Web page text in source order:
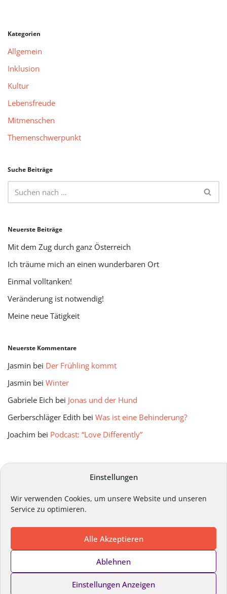
Einstellungen
Wir verwenden Cookies, um unsere Website und unseren
Service zu optimieren.
Alle Akzeptieren
Ablehnen
Einstellungen Anzeigen
Kategorien
Allgemein
Inklusion
Kultur
Lebensfreude
Mitmenschen
Themenschwerpunkt
Suche Beiträge
Neuerste Beiträge
Mit dem Zug durch ganz Österreich
Ich träume mich an einen wunderbaren Ort
Einmal volltanken!
Veränderung ist notwendig!
Meine neue Tätigkeit
Neuerste Kommentare
Jasmin bei Der Frühling kommt
Jasmin bei Winter
Gabriele Eich bei Jonas und der Hund
Gerberschläger Edith bei Was ist eine Behinderung?
Joachim bei Podcast: “Love Differently”
Impressum Datenschutz
Kontakt
Lebenshilfe Steiermark2024. Alle Rechte